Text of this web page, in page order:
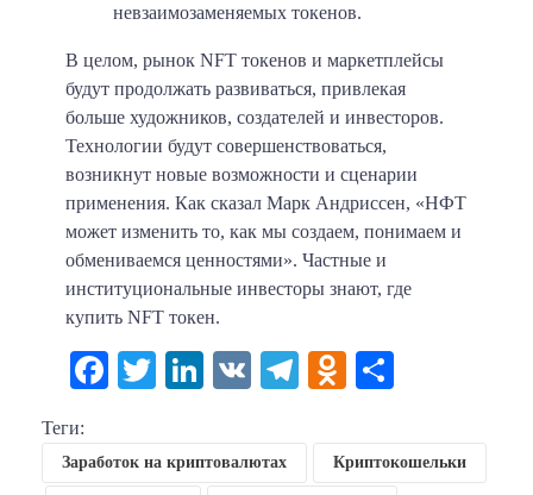
невзаимозаменяемых токенов.
В целом, рынок NFT токенов и маркетплейсы
будут продолжать развиваться, привлекая
больше художников, создателей и инвесторов.
Технологии будут совершенствоваться,
возникнут новые возможности и сценарии
применения. Как сказал Марк Андриссен, «НФТ
может изменить то, как мы создаем, понимаем и
обмениваемся ценностями». Частные и
институциональные инвесторы знают, где
купить NFT токен.
Facebook
TwitterLinkedIn
VK Telegram
Теги:
Заработок на криптовалютах Криптокошельки